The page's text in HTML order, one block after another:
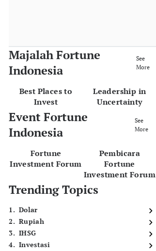
Majalah Fortune
Indonesia
See
More
Best Places to
Invest
Leadership in
Uncertainty
Event Fortune
Indonesia
See
More
Fortune
Investment Forum
Pembicara
Fortune
Investment Forum
Trending Topics
1. Dolar
2. Rupiah
3. IHSG
4. Investasi